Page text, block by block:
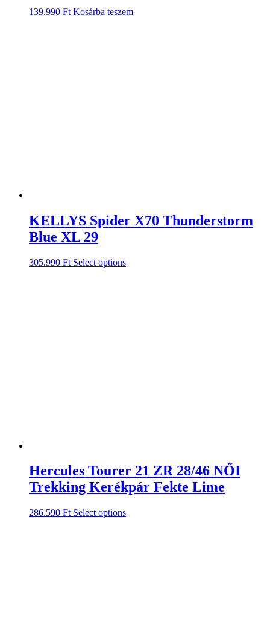
139.990 Ft Kosárba teszem
KELLYS Spider X70 Thunderstorm
Blue XL 29
305.990 Ft Select options
Hercules Tourer 21 ZR 28/46 NŐI
Trekking Kerékpár Fekte Lime
286.590 Ft Select options